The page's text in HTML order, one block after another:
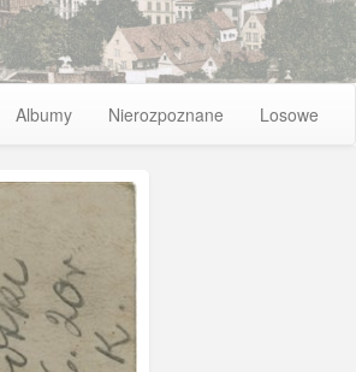
Albumy Nierozpoznane Losowe